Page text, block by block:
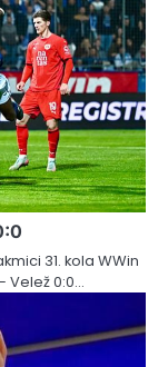
31. kola WWin
Velež 0:0…